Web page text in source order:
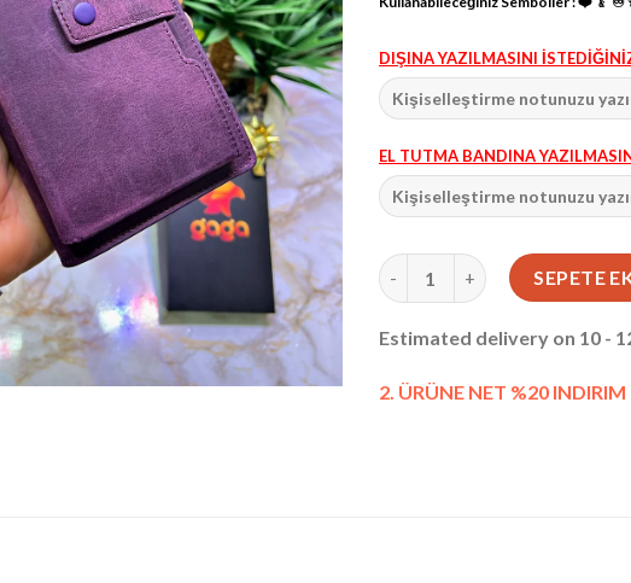
DIŞINA YAZILMASINI
EL TUTMA BANDINA
Venice Mor Çıtçıtlı Tutamaçlı
SEPETE
Estimated delivery on 10 -
2. ÜRÜNE NET %20 INDIRIM